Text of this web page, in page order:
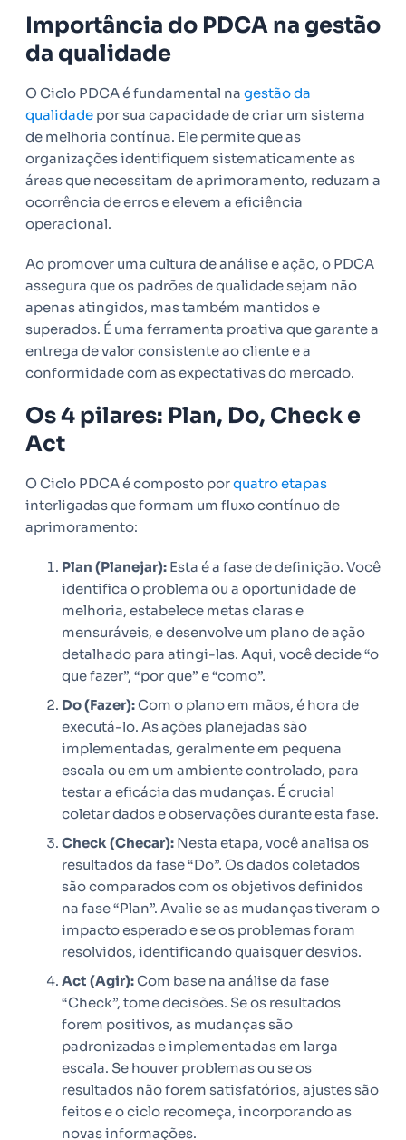
Importância do PDCA na gestão
da qualidade
O Ciclo PDCA é fundamental na gestão da
qualidade por sua capacidade de criar um sistema
de melhoria contínua. Ele permite que as
organizações identifiquem sistematicamente as
áreas que necessitam de aprimoramento, reduzam a
ocorrência de erros e elevem a eficiência
operacional.
Ao promover uma cultura de análise e ação, o PDCA
assegura que os padrões de qualidade sejam não
apenas atingidos, mas também mantidos e
superados. É uma ferramenta proativa que garante a
entrega de valor consistente ao cliente e a
conformidade com as expectativas do mercado.
Os 4 pilares: Plan, Do, Check e
Act
O Ciclo PDCA é composto porquatro etapas
interligadas que formam um fluxo contínuo de
aprimoramento:
Plan (Planejar): Esta é a fase de definição. Você
identifica o problema ou a oportunidade de
melhoria, estabelece metas claras e
mensuráveis, e desenvolve um plano de ação
detalhado para atingi-las. Aqui, você decide “o
que fazer”, “por que” e “como”.
Do (Fazer):Com o plano em mãos, é hora de
executá-lo. As ações planejadas são
implementadas, geralmente em pequena
escala ou em um ambiente controlado, para
testar a eficácia das mudanças. É crucial
coletar dados e observações durante esta fase.
Check (Checar): Nesta etapa, você analisa os
resultados da fase “Do”. Os dados coletados
são comparados com os objetivos definidos
na fase “Plan”. Avalie se as mudanças tiveram o
impacto esperado e se os problemas foram
resolvidos, identificando quaisquer desvios.
Act (Agir):Com base na análise da fase
“Check”, tome decisões. Se os resultados
forem positivos, as mudanças são
padronizadas e implementadas em larga
escala. Se houver problemas ou se os
resultados não forem satisfatórios, ajustes são
feitos e o ciclo recomeça, incorporando as
novas informações.